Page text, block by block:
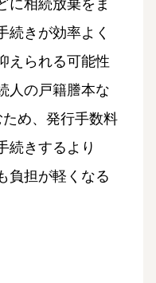
に相続放棄をま
続きが効率よく
えられる可能性
人の戸籍謄本な
め、発行手数料
続きするより
負担が軽くなる